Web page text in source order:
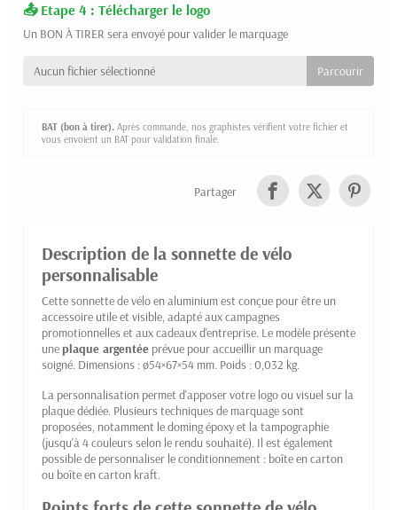
Etape 4 : Télécharger le logo
Un BON À TIRER sera envoyé pour valider le marquage
Aucun fichier sélectionné
BAT (bon à tirer). Après commande, nos graphistes vérifient votre fichier et
vous envoient un BAT pour validation finale.
Partager
Description de la sonnette de vélo
personnalisable
Cette sonnette de vélo en aluminium est conçue pour être un
accessoire utile et visible, adapté aux campagnes
promotionnelles et aux cadeaux d'entreprise. Le modèle présente
uneplaque argentée prévue pour accueillir un marquage
soigné. Dimensions : ø54×67×54 mm. Poids : 0,032 kg.
La personnalisation permet d'apposer votre logo ou visuel sur la
plaque dédiée. Plusieurs techniques de marquage sont
proposées, notamment le doming époxy et la tampographie
(jusqu'à 4 couleurs selon le rendu souhaité). Il est également
possible de personnaliser le conditionnement : boîte en carton
ou boîte en carton kraft.